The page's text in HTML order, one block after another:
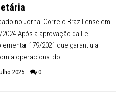
no Jornal Correio Braziliense em
2024 Após a aprovação da Lei
179/2021 que garantiu a
operacional do…
2025 0